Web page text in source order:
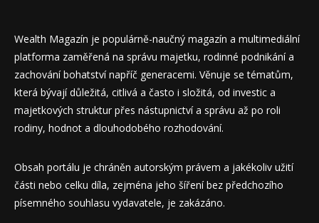
Wealth Magazín je populárně-naučný magazín a multimediální
platforma zaměřená na správu majetku, rodinné podnikání a
zachování bohatství napříč generacemi. Věnuje se tématům,
která bývají důležitá, citlivá a často i složitá, od investic a
majetkových struktur přes nástupnictví a správu až po roli
rodiny, hodnot a dlouhodobého rozhodování.
Obsah portálu je chráněn autorským právem a jakékoliv užití
části nebo celku díla, zejména jeho šíření bez předchozího
písemného souhlasu vydavatele, je zakázáno.